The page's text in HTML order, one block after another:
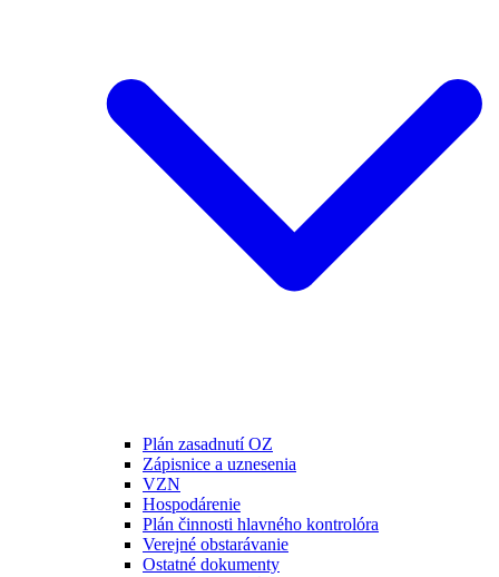
Plán zasadnutí OZ
Zápisnice a uznesenia
VZN
Hospodárenie
Plán činnosti hlavného kontrolóra
Verejné obstarávanie
Ostatné dokumenty